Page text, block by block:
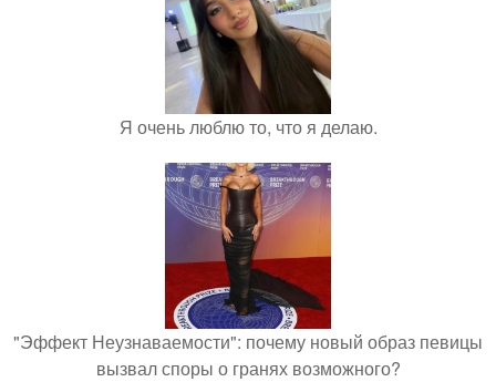
Я очень люблю то, что я делаю.
"Эффект Неузнаваемости": почему новый образ певицы
вызвал споры о гранях возможного?